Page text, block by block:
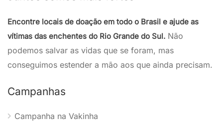
Encontre locais de doação em todo o Brasil e ajude as
vítimas das enchentes do Rio Grande do Sul. Não
podemos salvar as vidas que se foram, mas
conseguimos estender a mão aos que ainda precisam.
Campanhas
Campanha na Vakinha